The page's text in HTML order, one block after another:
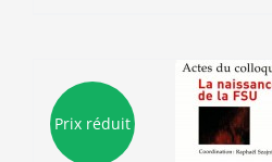
Prix réduit